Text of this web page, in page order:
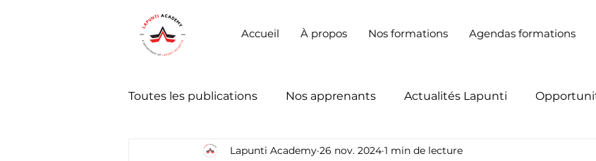
Accueil À propos Nos formations Agendas formations
Toutes les publications Nos apprenants Actualités Lapunti
Lapunti Academy 26 nov. 2024 1 min de lecture